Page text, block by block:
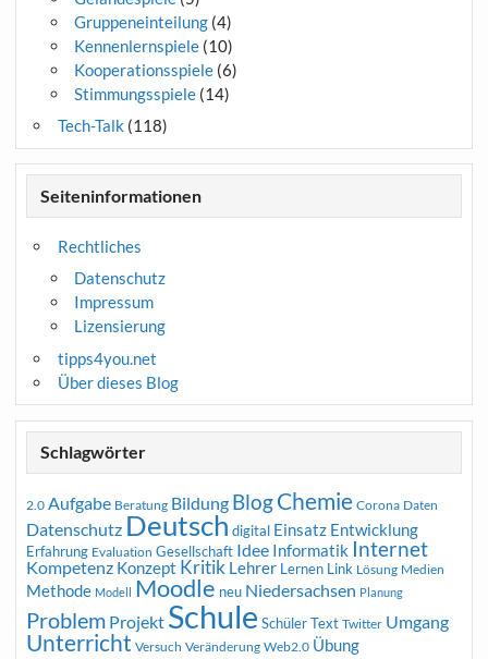
Gruppeneinteilung(4)
Kennenlernspiele(10)
Kooperationsspiele(6)
Stimmungsspiele(14)
Tech-Talk (118)
Seiteninformationen
Rechtliches
Datenschutz
Impressum
Lizensierung
tipps4you.net
Über dieses Blog
Schlagwörter
2.0 Aufgabe Beratung Bildung BlogChemie Corona Daten
Datenschutz Deutsch digital Einsatz Entwicklung
Erfahrung Evaluation Gesellschaft Idee Informatik Internet
Kompetenz Konzept Kritik Lehrer Lernen Link Lösung Medien
Methode Modell Moodle neu Niedersachsen Planung
Problem Projekt Schule Schüler Text Twitter Umgang
Unterricht Versuch Veränderung Web2.0 Übung